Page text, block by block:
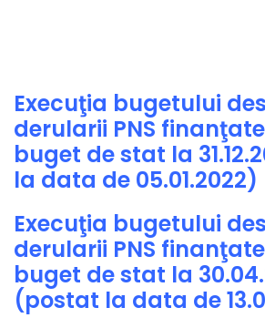
Execuţia bugetului
derularii PNS
buget de stat la
la data de 05.01.2022)
Execuţia bugetului
derularii PNS
buget de stat la
(postat la data de